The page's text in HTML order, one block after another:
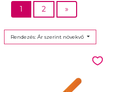
1 2 »
Rendezés: Ár szerint növekvő